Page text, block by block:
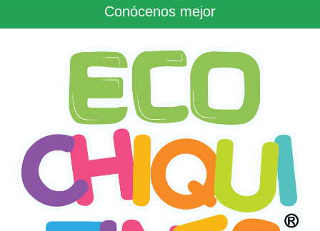
Conócenos mejor